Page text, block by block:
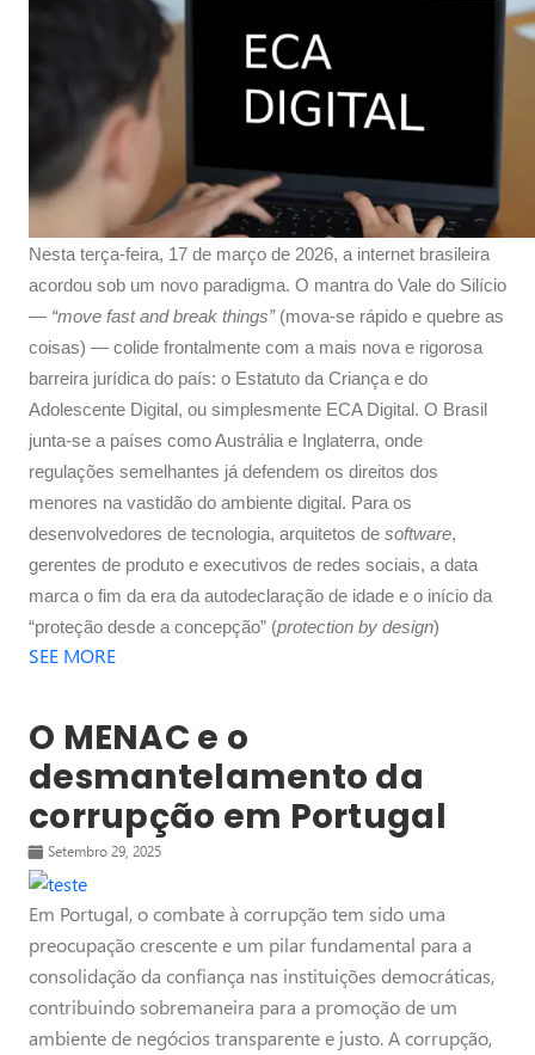
Nesta terça-feira, 17 de março de 2026, a internet brasileira
acordou sob um novo paradigma. O mantra do Vale do Silício
— “move fast and break things”(mova-se rápido e quebre as
coisas) — colide frontalmente com a mais nova e rigorosa
barreira jurídica do país: o Estatuto da Criança e do
Adolescente Digital, ou simplesmente ECA Digital. O Brasil
junta-se a países como Austrália e Inglaterra, onde
regulações semelhantes já defendem os direitos dos
menores na vastidão do ambiente digital. Para os
desenvolvedores de tecnologia, arquitetos de software,
gerentes de produto e executivos de redes sociais, a data
marca o fim da era da autodeclaração de idade e o início da
“proteção desde a concepção” (protection by design)
SEE MORE
O MENAC e o
desmantelamento da
corrupção em Portugal
Setembro 29, 2025
Em Portugal, o combate à corrupção tem sido uma
preocupação crescente e um pilar fundamental para a
consolidação da confiança nas instituições democráticas,
contribuindo sobremaneira para a promoção de um
ambiente de negócios transparente e justo. A corrupção,